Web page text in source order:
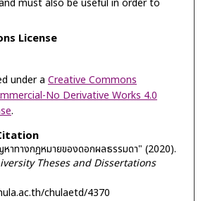
License
under a Creative Commons
No Derivative Works 4.0
.
ทางกฎหมายของดอกผลธรรมดา" (2020).
Theses and Dissertations
chulaetd/4370